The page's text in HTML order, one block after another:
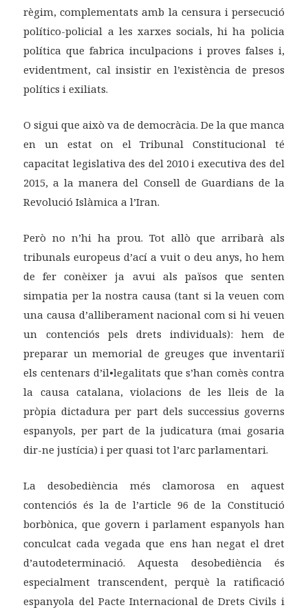
règim, complementats amb la censura i persecució
político-policial a les xarxes socials, hi ha policia
política que fabrica inculpacions i proves falses i,
evidentment, cal insistir en l’existència de presos
polítics i exiliats.
O sigui que això va de democràcia. De la que manca
en un estat on el Tribunal Constitucional té
capacitat legislativa des del 2010 i executiva des del
2015, a la manera del Consell de Guardians de la
Revolució Islàmica a l’Iran.
Però no n’hi ha prou. Tot allò que arribarà als
tribunals europeus d’ací a vuit o deu anys, ho hem
de fer conèixer ja avui als països que senten
simpatia per la nostra causa (tant si la veuen com
una causa d’alliberament nacional com si hi veuen
un contenciós pels drets individuals): hem de
preparar un memorial de greuges que inventariï
els centenars d’il•legalitats que s’han comès contra
la causa catalana, violacions de les lleis de la
pròpia dictadura per part dels successius governs
espanyols, per part de la judicatura (mai gosaria
dir-ne justícia) i per quasi tot l’arc parlamentari.
La desobediència més clamorosa en aquest
contenciós és la de l’article 96 de la Constitució
borbònica, que govern i parlament espanyols han
conculcat cada vegada que ens han negat el dret
d’autodeterminació. Aquesta desobediència és
especialment transcendent, perquè la ratificació
espanyola del Pacte Internacional de Drets Civils i